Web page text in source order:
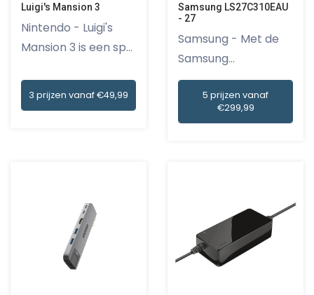
Luigi's Mansion 3
Nintendo - Luigi's
Mansion 3 is een spel
3 prijzen vanaf €49,99
Samsung LS27C310EAU
- 27
Samsung - Met de
Samsung
LS27C310EAU - 27 b...
5 prijzen vanaf
€299,99